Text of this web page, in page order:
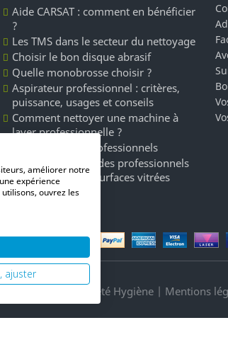
Aide CARSAT : comment en bénéficier
?
Les TMS dans le secteur du nettoyage
Choisir le bon disque abrasif
Quelle monobrosse choisir ?
Aspirateur professionnel : critères,
puissance, usages et conseils
Comment nettoyer une machine à
laver professionnelle ?
Les détergents professionnels
Unger la marque des professionnels
du nettoyage de surfaces vitrées
Produits Propreté Hygiène | Mentions
améliorer notre
expérience
ouvrez les
ajuster